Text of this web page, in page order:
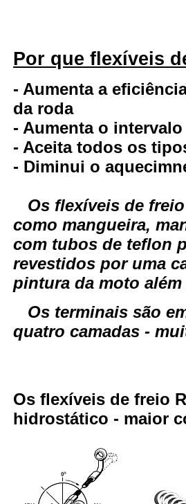
Por que flexíveis
- Aumenta a
da roda
- Aumenta o
- Aceita todos os
- Diminui o
Os flexíveis de
como mangueira,
com tubos de teflon
revestidos por uma
pintura da moto
Os terminais são
quatro camadas -
Os flexíveis de freio
hidrostático - maior